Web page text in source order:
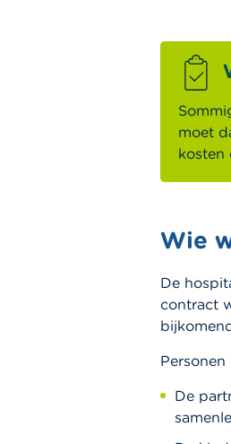
moet
kosten
Wie
De
contract
De